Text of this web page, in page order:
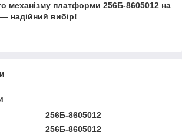
механізму платформи 256Б-8605012 на
— надійний вибір!
256Б-8605012
256Б-8605012